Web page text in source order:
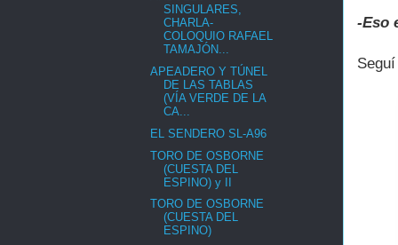
-Eso
SINGULARES,
CHARLA-
COLOQUIO RAFAEL
TAMAJÓN...
APEADERO Y TÚNEL
DE LAS TABLAS
(VÍA VERDE DE LA
CA...
EL SENDERO SL-A96
TORO DE OSBORNE
(CUESTA DEL
ESPINO) y II
TORO DE OSBORNE
(CUESTA DEL
ESPINO)